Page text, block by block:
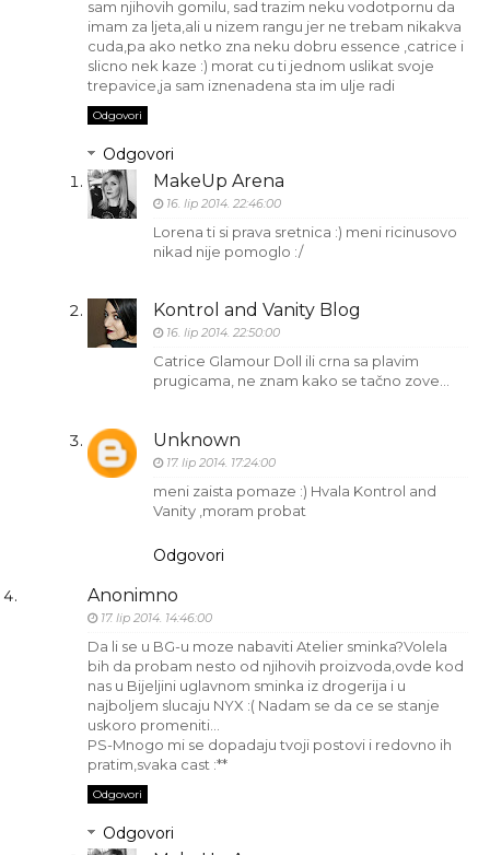
sam njihovih gomilu, sad trazim neku vodotpornu da
imam za ljeta,ali u nizem rangu jer ne trebam nikakva
cuda,pa ako netko zna neku dobru essence ,catrice i
slicno nek kaze :) morat cu ti jednom uslikat svoje
trepavice,ja sam iznenadena sta im ulje radi
Odgovori
Odgovori
MakeUp Arena
16. lip 2014. 22:46:00
Lorena ti si prava sretnica :) meni ricinusovo
nikad nije pomoglo :/
Kontrol and Vanity Blog
16. lip 2014. 22:50:00
Catrice Glamour Doll ili crna sa plavim
prugicama, ne znam kako se tačno zove...
Unknown
17. lip 2014. 17:24:00
meni zaista pomaze :) Hvala Kontrol and
Vanity ,moram probat
Odgovori
Anonimno
17. lip 2014. 14:46:00
Da li se u BG-u moze nabaviti Atelier sminka?Volela
bih da probam nesto od njihovih proizvoda,ovde kod
nas u Bijeljini uglavnom sminka iz drogerija i u
najboljem slucaju NYX :( Nadam se da ce se stanje
uskoro promeniti...
PS-Mnogo mi se dopadaju tvoji postovi i redovno ih
pratim,svaka cast :**
Odgovori
Odgovori